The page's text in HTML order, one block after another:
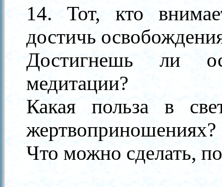
14. Тот, кто
достичь
Достигнешь ли
медитации?
Какая польза в
жертвоприношениях?
Что можно сделать,